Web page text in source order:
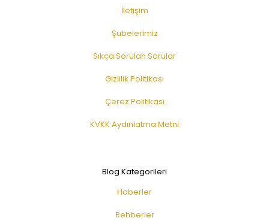
İletişim
Şubelerimiz
Sıkça Sorulan Sorular
Gizlilik Politikası
Çerez Politikası
KVKK Aydınlatma Metni
Blog Kategorileri
Haberler
Rehberler